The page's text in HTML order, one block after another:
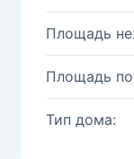
Площадь
Площадь
Тип дома: